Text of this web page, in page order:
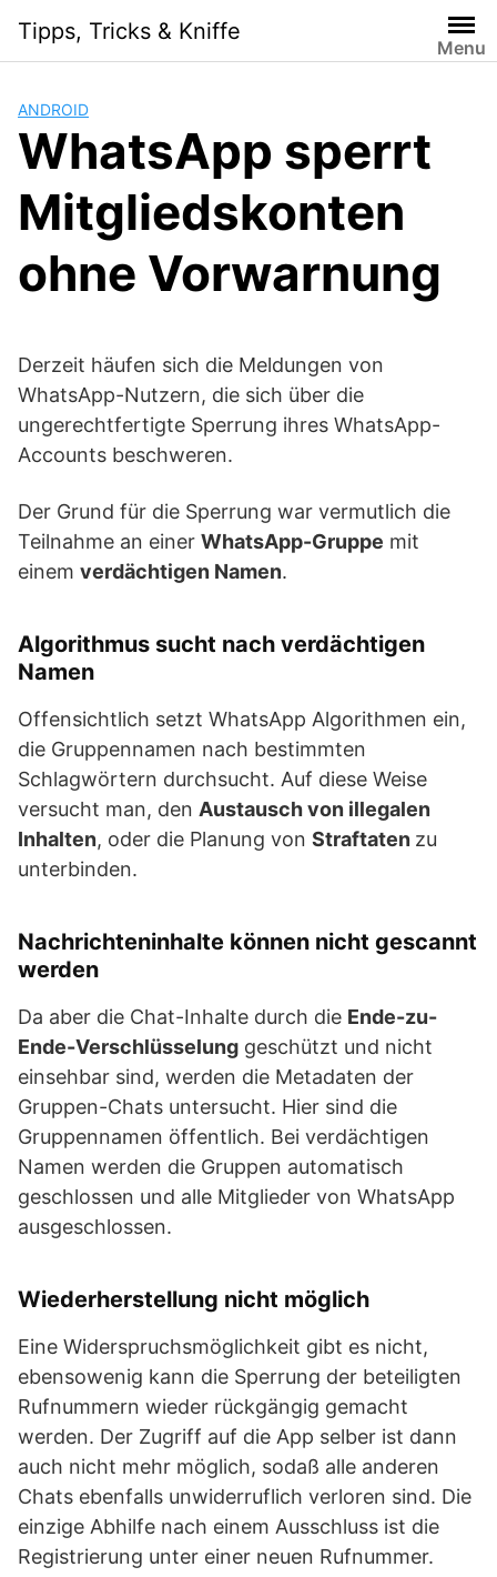
i
Tipps, Tricks & Kniffe
Menu
ANDROID
WhatsApp sperrt
Mitgliedskonten
ohne Vorwarnung
Derzeit häufen sich die Meldungen von
WhatsApp-Nutzern, die sich über die
ungerechtfertigte Sperrung ihres WhatsApp-
Accounts beschweren.
Der Grund für die Sperrung war vermutlich die
Teilnahme an einer WhatsApp-Gruppe mit
einem verdächtigen Namen.
Algorithmus sucht nach verdächtigen
Namen
Offensichtlich setzt WhatsApp Algorithmen ein,
die Gruppennamen nach bestimmten
Schlagwörtern durchsucht. Auf diese Weise
versucht man, den Austausch von illegalen
Inhalten, oder die Planung von Straftaten zu
unterbinden.
Nachrichteninhalte können nicht gescannt
werden
Da aber die Chat-Inhalte durch die Ende-zu-
Ende-Verschlüsselung geschützt und nicht
einsehbar sind, werden die Metadaten der
Gruppen-Chats untersucht. Hier sind die
Gruppennamen öffentlich. Bei verdächtigen
Namen werden die Gruppen automatisch
geschlossen und alle Mitglieder von WhatsApp
ausgeschlossen.
Wiederherstellung nicht möglich
Eine Widerspruchsmöglichkeit gibt es nicht,
ebensowenig kann die Sperrung der beteiligten
Rufnummern wieder rückgängig gemacht
werden. Der Zugriff auf die App selber ist dann
auch nicht mehr möglich, sodaß alle anderen
Chats ebenfalls unwiderruflich verloren sind. Die
einzige Abhilfe nach einem Ausschluss ist die
Registrierung unter einer neuen Rufnummer.